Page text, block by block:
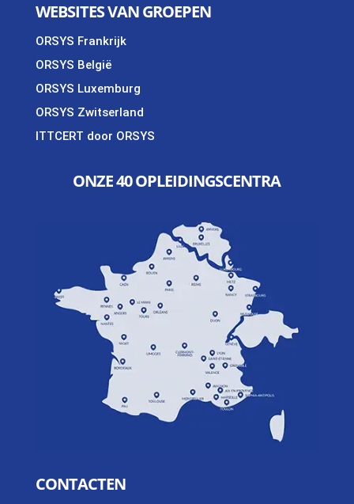
WEBSITES VAN GROEPEN
ORSYS Frankrijk
ORSYS België
ORSYS Luxemburg
ORSYS Zwitserland
ITTCERT door ORSYS
ONZE 40 OPLEIDINGSCENTRA
CONTACTEN